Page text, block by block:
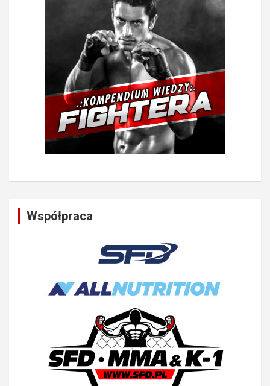
Współpraca